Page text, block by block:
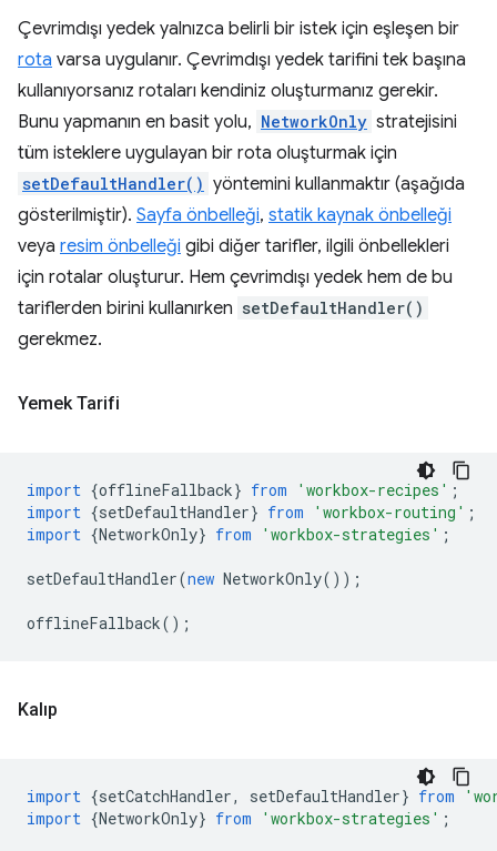
Çevrimdışı yedek yalnızca belirli bir istek için eşleşen bir
rota varsa uygulanır. Çevrimdışı yedek tarifini tek başına
kullanıyorsanız rotaları kendiniz oluşturmanız gerekir.
Bunu yapmanın en basit yolu, NetworkOnly stratejisini
tüm isteklere uygulayan bir rota oluşturmak için
setDefaultHandler() yöntemini kullanmaktır (aşağıda
gösterilmiştir). Sayfa önbelleği, statik kaynak önbelleği
veya resim önbelleği gibi diğer tarifler, ilgili önbellekleri
için rotalar oluşturur. Hem çevrimdışı yedek hem de bu
tariflerden birini kullanırken setDefaultHandler()
gerekmez.
Yemek Tarifi
import {offlineFallback} from 'workbox-recipes' ;
import {setDefaultHandler} from 'workbox-routing' ;
import {NetworkOnly} from 'workbox-strategies' ;
setDefaultHandler(new NetworkOnly());
offlineFallback();
Kalıp
import {setCatchHandler, setDefaultHandler} from
import {NetworkOnly} from 'workbox-strategies' ;